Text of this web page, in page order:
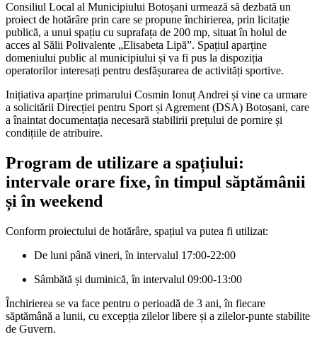
Consiliul Local al Municipiului Botoșani urmează să dezbată un
proiect de hotărâre prin care se propune închirierea, prin licitație
publică, a unui spațiu cu suprafața de 200 mp, situat în holul de
acces al Sălii Polivalente „Elisabeta Lipă”. Spațiul aparține
domeniului public al municipiului și va fi pus la dispoziția
operatorilor interesați pentru desfășurarea de activități sportive.
Inițiativa aparține primarului Cosmin Ionuț Andrei și vine ca urmare
a solicitării Direcției pentru Sport și Agrement (DSA) Botoșani, care
a înaintat documentația necesară stabilirii prețului de pornire și
condițiile de atribuire.
Program de utilizare a spațiului:
intervale orare fixe, în timpul săptămânii
și în weekend
Conform proiectului de hotărâre, spațiul va putea fi utilizat:
De luni până vineri, în intervalul 17:00-22:00
Sâmbătă și duminică, în intervalul 09:00-13:00
Închirierea se va face pentru o perioadă de 3 ani, în fiecare
săptămână a lunii, cu excepția zilelor libere și a zilelor-punte stabilite
de Guvern.